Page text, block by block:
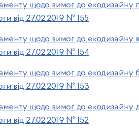
щодо вимог до екодизайну
від 27.02.2019 № 155
щодо вимог до екодизайну
від 27.02.2019 № 154
щодо вимог до екодизайну
від 27.02.2019 № 153
щодо вимог до екодизайну
від 27.02.2019 № 152